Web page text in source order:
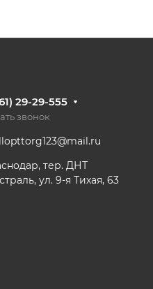
29-29-555
звонок
тер. ДНТ
ул. 9-я Тихая, 63